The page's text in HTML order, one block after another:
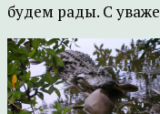
будем рады. С